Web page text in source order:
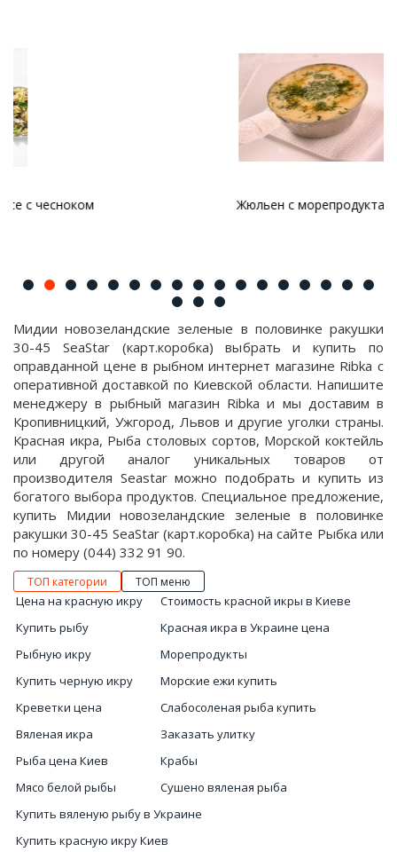
Жюльен с морепродуктами
Мидии новозеландские зеленые в половинке ракушки
30-45 SeaStar (карт.коробка) выбрать и купить по
оправданной цене в рыбном интернет магазине Ribka с
оперативной доставкой по Киевской области. Напишите
менеджеру в рыбный магазин Ribka и мы доставим в
Кропивницкий, Ужгород, Львов и другие уголки страны.
Красная икра, Рыба столовых сортов, Морской коктейль
или другой аналог уникальных товаров от
производителя Seastar можно подобрать и купить из
богатого выбора продуктов. Специальное предложение,
купить Мидии новозеландские зеленые в половинке
ракушки 30-45 SeaStar (карт.коробка) на сайте Рыбка или
по номеру (044) 332 91 90.
ТОП категории ТОП меню
Цена на красную икру
Купить рыбу
Рыбную икру
Купить черную икру
Креветки цена
Вяленая икра
Рыба цена Киев
Мясо белой рыбы
Стоимость красной икры в Киеве
Красная икра в Украине цена
Морепродукты
Морские ежи купить
Слабосоленая рыба купить
Заказать улитку
Крабы
Сушено вяленая рыба
Купить вяленую рыбу в Украине
Купить красную икру Киев